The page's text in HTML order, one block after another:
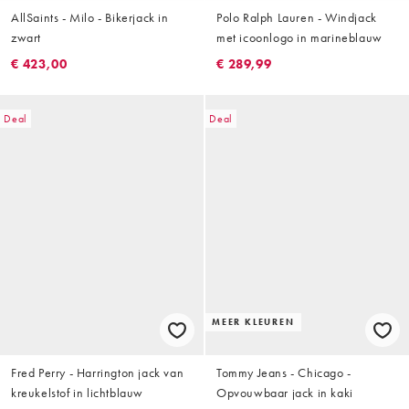
AllSaints - Milo - Bikerjack in
zwart
€ 423,00
Polo Ralph Lauren - Windjack
met icoonlogo in marineblauw
€ 289,99
Deal
Fred Perry - Harrington jack van
kreukelstof in lichtblauw
Deal
MEER KLEUREN
Tommy Jeans - Chicago -
Opvouwbaar jack in kaki